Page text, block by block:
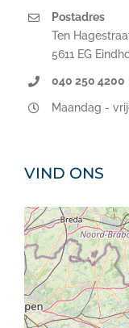
Postadres
Ten
5611 EG
040 250 4200
Maandag -
VIND ONS